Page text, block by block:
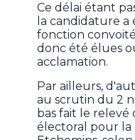
Ce délai étant
la candidature a
fonction
donc été élues
acclamation.
Par ailleurs,
au scrutin du 2
bas fait le
électoral pour la